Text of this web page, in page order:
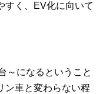
すく、EV化に向いて
～になるということ
ン車と変わらない程